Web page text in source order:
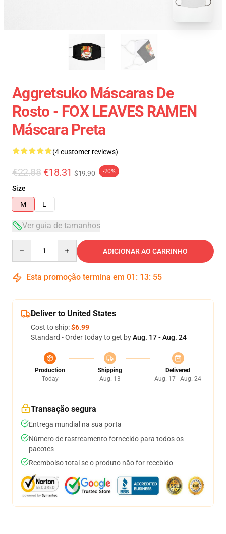
Aggretsuko Máscaras De
Rosto - FOX LEAVES RAMEN
Máscara Preta
(4 customer reviews)
€22.88 €18.31 $19.90 -20%
Size
M
L
Ver guia de tamanhos
ADICIONAR AO CARRINHO
Esta promoção termina em 01 : 13: 54
Deliver to United States
Cost to ship:$6.99
Standard - Order today to get byAug. 17 - Aug. 24
Production
Today
Shipping
Aug. 13
Delivered
Aug. 17 - Aug. 24
Transação segura
Entrega mundial na sua porta
Número de rastreamento fornecido para todos os
pacotes
Reembolso total se o produto não for recebido